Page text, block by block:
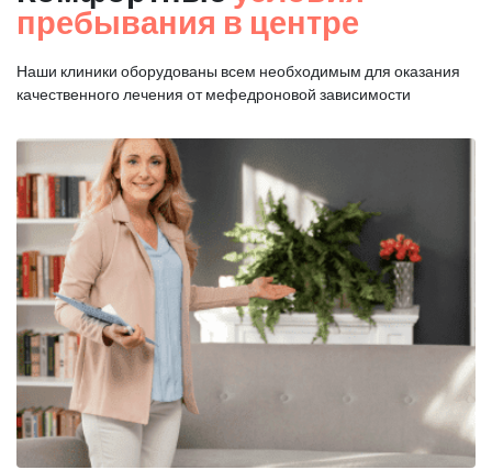
пребывания в центре
Наши клиники оборудованы всем необходимым для оказания
качественного лечения от мефедроновой зависимости